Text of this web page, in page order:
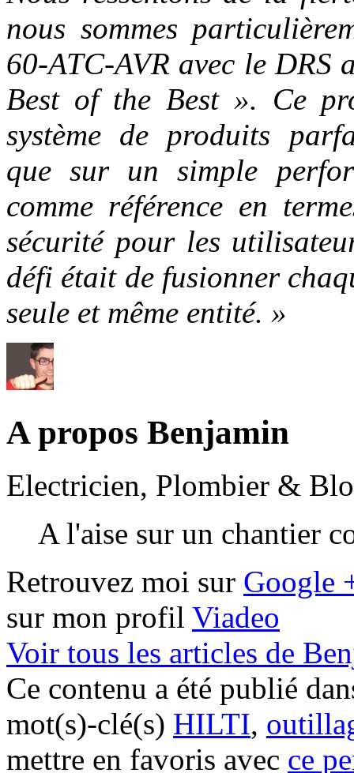
nous sommes
60-ATC-AVR avec le DRS
Best of the Best ». Ce
système de produits
que sur un simple
comme référence en
sécurité pour les
défi était de fusionner
seule et même entité. »
A propos Benjamin
Electricien, Plombier &
A l'aise sur un chantier
Retrouvez moi sur Google
sur mon profil Viadeo
Voir tous les articles de
Ce contenu a été publié
mot(s)-clé(s) HILTI,
mettre en favoris avec ce